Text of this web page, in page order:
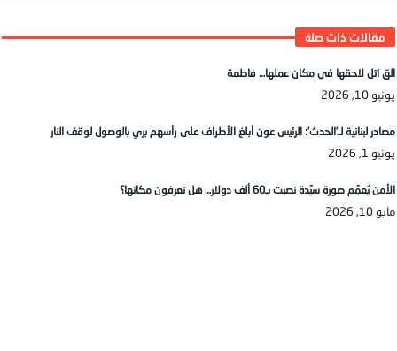
الق اتل لاحقها في مكان عملها… فاطمة
يونيو 10, 2026
مصادر لبنانية لـ’الحدث’: الرئيس عون أبلغ الأطراف على رأسهم بري بالوصول لوقف النار
يونيو 1, 2026
الأمن يُعمّم صورة سيّدة نصبت بـ60 ألف دولار… هل تعرفون مكانها؟
مايو 10, 2026